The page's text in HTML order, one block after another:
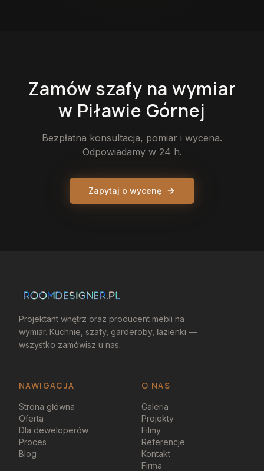
Zamów szafy na wymiar
w Piławie Górnej
Bezpłatna konsultacja, pomiar i wycena.
Odpowiadamy w 24 h.
Zapytaj o wycenę
Projektant wnętrz oraz producent mebli na
wymiar. Kuchnie, szafy, garderoby, łazienki —
wszystko zamówisz u nas.
NAWIGACJA O NAS
Strona główna
Oferta
Dla deweloperów
Proces
Blog
Galeria
Projekty
Filmy
Referencje
Kontakt
Firma